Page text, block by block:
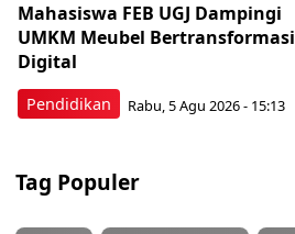
Pendidikan
Mahasiswa FEB UGJ Dampingi
UMKM Meubel Bertransformasi
Digital
Rabu, 5 Agu 2026 - 15:13
Tag Populer